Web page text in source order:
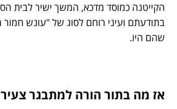
הקייטנה כמוסד מדכא, המשך ישיר לבית
בתודעתם ועיני רוחם לסוג של "עונש חמור
שהם היו.
אז מה בתור הורה למתבגר